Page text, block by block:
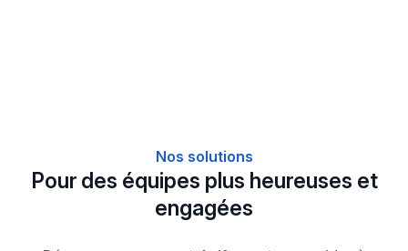
Nos solutions
Pour des équipes plus heureuses et
engagées